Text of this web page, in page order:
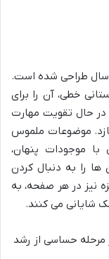
این کتاب به طور خاص برای گروه سنی 5 تا 8 سال طراحی شده است.
خطی، آن را برای
در حال تقویت مهارت
موضوعات ملموس
با موجودات پنهان،
ها را به دنبال کردن
نیز در هر صفحه، به
شایانی می کنند.
5 تا 8 سال که در مرحله حساسی از رشد